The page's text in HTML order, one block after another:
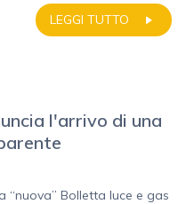
LEGGI TUTTO
l'arrivo di una
“nuova” Bolletta luce e gas